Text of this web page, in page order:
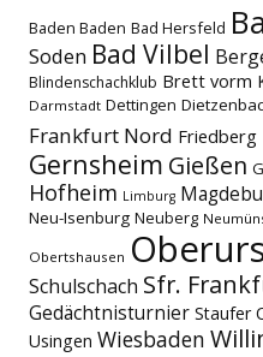
Baden Baden Bad Hersfeld
Soden Bad Vilbel
Blindenschachklub Brett vorm
Darmstadt Dettingen
Frankfurt Nord Friedberg
Gernsheim Gießen
Hofheim Limburg
Neu-Isenburg Neuberg
Obertshausen
Schulschach Sfr.
Gedächtnisturnier Staufer
Usingen Wiesbaden